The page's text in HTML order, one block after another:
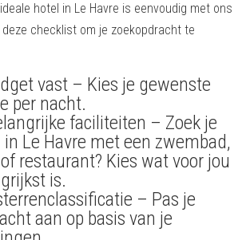
hotel in Le Havre is eenvoudig met ons
deze checklist om je zoekopdracht te
vast – Kies je gewenste
per nacht.
faciliteiten – Zoek je
Le Havre met een zwembad,
restaurant? Kies wat voor jou
is.
– Pas je
aan op basis van je